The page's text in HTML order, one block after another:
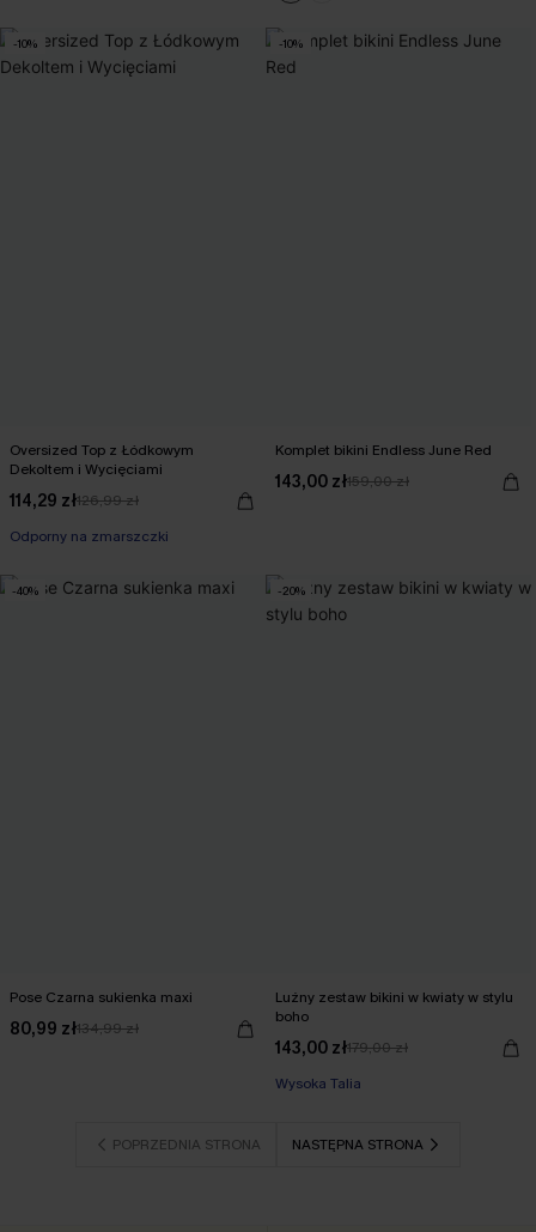
-10%
Oversized Top z Łódkowym
Dekoltem i Wycięciami
114,29 zł126,99 zł
Odporny na zmarszczki
-10%
Komplet bikini Endless June Red
143,00 zł159,00 zł
-40%
Pose Czarna sukienka maxi
80,99 zł134,99 zł
-20%
Luźny zestaw bikini w kwiaty w stylu
boho
143,00 zł179,00 zł
Wysoka Talia
POPRZEDNIA STRONA NASTĘPNA STRONA